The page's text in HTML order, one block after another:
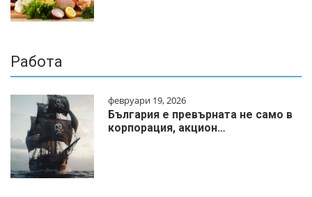
Работа
февруари 19, 2026
България е превърната не само в
корпорация, акцион…